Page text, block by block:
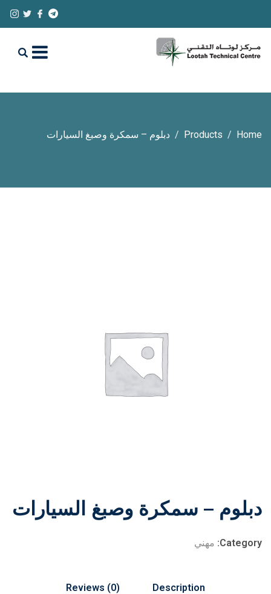
Home
Products دبلوم – سمكرة وصبغ السيارات
دبلوم – سمكرة وصبغ السيارات
Category: مهني
Description
Reviews (0)